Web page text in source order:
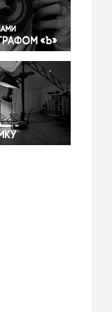
и конфликты